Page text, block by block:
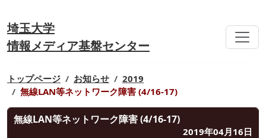
埼玉大学
情報メディア基盤センター
トップページ お知らせ
2019
無線LAN等ネットワーク障害 (4/16-17)
無線LAN等ネットワーク障害 (4/16-17)
2019年04月16日